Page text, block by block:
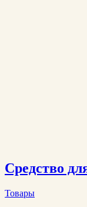
Средство
Товары